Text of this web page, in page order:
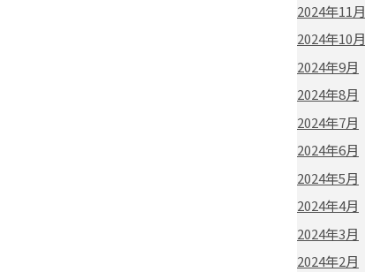
2024年11月
2024年10月
2024年9月
2024年8月
2024年7月
2024年6月
2024年5月
2024年4月
2024年3月
2024年2月